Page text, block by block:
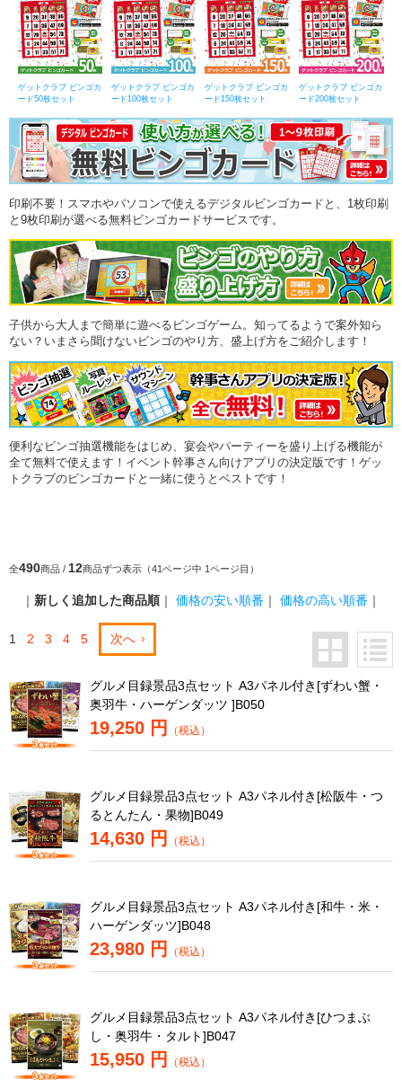
ゲットクラブ ビンゴカ
ード50枚セット
ゲットクラブ ビンゴカ
ード100枚セット
ゲットクラブ ビンゴカ
ード150枚セット
ゲットクラブ ビンゴカ
ード200枚セット
印刷不要！スマホやパソコンで使えるデジタルビンゴカードと、1枚印刷
と9枚印刷が選べる無料ビンゴカードサービスです。
子供から大人まで簡単に遊べるビンゴゲーム。知ってるようで案外知ら
ない？いまさら聞けないビンゴのやり方、盛上げ方をご紹介します！
便利なビンゴ抽選機能をはじめ、宴会やパーティーを盛り上げる機能が
全て無料で使えます！イベント幹事さん向けアプリの決定版です！ゲッ
トクラブのビンゴカードと一緒に使うとベストです！
全490商品 / 12商品ずつ表示（41ページ中 1ページ目）
｜ 新しく追加した商品順 ｜ 価格の安い順番 ｜ 価格の高い順番 ｜
1 2 3 4 5 次へ
グルメ目録景品3点セット A3パネル付き[ずわい蟹・
奥羽牛・ハーゲンダッツ ]B050
19,250 円 （税込）
グルメ目録景品3点セット A3パネル付き[松阪牛・つ
るとんたん・果物]B049
14,630 円 （税込）
グルメ目録景品3点セット A3パネル付き[和牛・米・
ハーゲンダッツ]B048
23,980 円 （税込）
グルメ目録景品3点セット A3パネル付き[ひつまぶ
し・奥羽牛・タルト]B047
15,950 円 （税込）